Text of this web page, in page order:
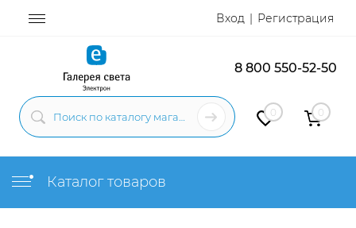
Вход Регистрация
8 800 550-52-50
0 0
Каталог товаров